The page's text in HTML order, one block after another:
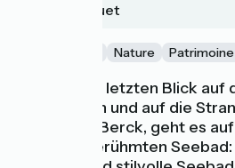
Le Touquet
Nature Patrimoine
Nach einem letzten Blick
der Drachen und auf die
Strand von Berck, geht es
zu einem berühmten